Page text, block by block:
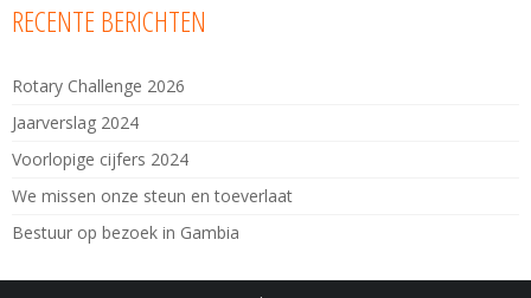
RECENTE BERICHTEN
Rotary Challenge 2026
Jaarverslag 2024
Voorlopige cijfers 2024
We missen onze steun en toeverlaat
Bestuur op bezoek in Gambia